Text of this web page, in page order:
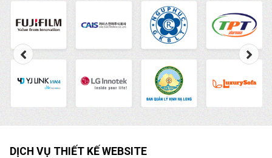
DỊCH VỤ THIẾT KẾ WEBSITE